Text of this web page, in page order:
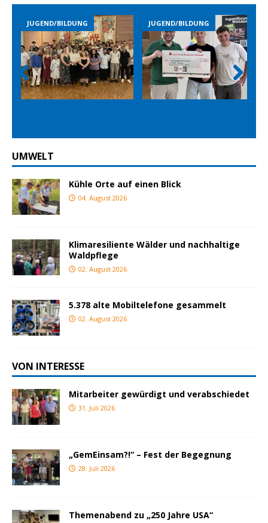
JUGEND/BILDUNG JUGEND/BILDUNG
Prev
ious
Nex
t
UMWELT
Kühle Orte auf einen Blick
04. August 2026
Klimaresiliente Wälder und nachhaltige
Waldpflege
02. August 2026
5.378 alte Mobiltelefone gesammelt
02. August 2026
VON INTERESSE
Mitarbeiter gewürdigt und verabschiedet
31. Juli 2026
„GemEinsam?!“ – Fest der Begegnung
28. Juli 2026
Themenabend zu „250 Jahre USA“